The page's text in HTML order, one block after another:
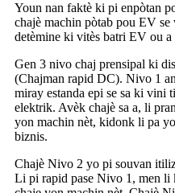
Youn nan faktè ki pi enpòtan
chajè machin pòtab pou EV
detèmine ki vitès batri EV ou a
Gen 3 nivo chaj prensipal ki
(Chajman rapid DC). Nivo 1
miray estanda epi se sa ki vini
elektrik. Avèk chajè sa a, li
yon machin nèt, kidonk li pa
biznis.
Chajè Nivo 2 yo pi souvan
Li pi rapid pase Nivo 1, men li